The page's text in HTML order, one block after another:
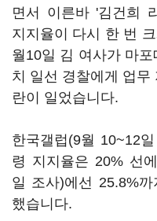
면서 이른바 '김건희
지지율이 다시 한 번
월10일 김 여사가 마
치 일선 경찰에게 업무
란이 일었습니다.
한국갤럽(9월 10~12
령 지지율은 20% 선
일 조사)에선 25.8%
했습니다.